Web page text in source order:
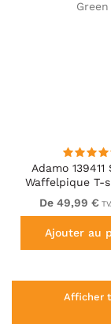
Adamo
Waffelpique T-
Green
De 49,99 €
Ajouter au
Afficher